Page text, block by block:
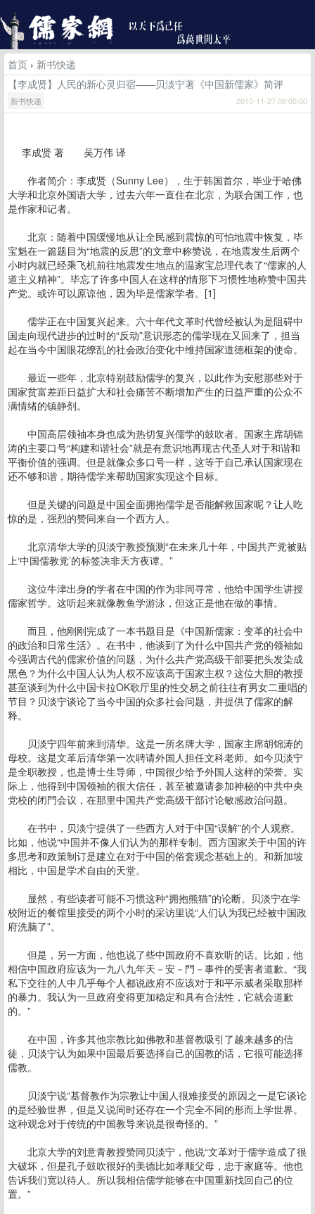
首页 › 新书快递
【李成贤】人民的新心灵归宿——贝淡宁著《中国新儒家》简评
新书快递 2010-11-27 08:00:00
李成贤 著 吴万伟 译
作者简介：李成贤（Sunny Lee），生于韩国首尔，毕业于哈佛
大学和北京外国语大学，过去六年一直住在北京，为联合国工作，也
是作家和记者。
北京：随着中国缓慢地从让全民感到震惊的可怕地震中恢复，毕
宝魁在一篇题目为“地震的反思”的文章中称赞说，在地震发生后两个
小时内就已经乘飞机前往地震发生地点的温家宝总理代表了“儒家的人
道主义精神”。毕忘了许多中国人在这样的情形下习惯性地称赞中国共
产党。或许可以原谅他，因为毕是儒家学者。[1]
儒学正在中国复兴起来。六十年代文革时代曾经被认为是阻碍中
国走向现代进步的过时的“反动”意识形态的儒学现在又回来了，担当
起在当今中国眼花缭乱的社会政治变化中维持国家道德框架的使命。
最近一些年，北京特别鼓励儒学的复兴，以此作为安慰那些对于
国家贫富差距日益扩大和社会痛苦不断增加产生的日益严重的公众不
满情绪的镇静剂。
中国高层领袖本身也成为热切复兴儒学的鼓吹者。国家主席胡锦
涛的主要口号“构建和谐社会”就是有意识地再现古代圣人对于和谐和
平衡价值的强调。但是就像众多口号一样，这等于自己承认国家现在
还不够和谐，期待儒学来帮助国家实现这个目标。
但是关键的问题是中国全面拥抱儒学是否能解救国家呢？让人吃
惊的是，强烈的赞同来自一个西方人。
北京清华大学的贝淡宁教授预测“在未来几十年，中国共产党被贴
上‘中国儒教党’的标签决非天方夜谭。”
这位牛津出身的学者在中国的作为非同寻常，他给中国学生讲授
儒家哲学。这听起来就像教鱼学游泳，但这正是他在做的事情。
而且，他刚刚完成了一本书题目是《中国新儒家：变革的社会中
的政治和日常生活》。在书中，他谈到了为什么中国共产党的领袖如
今强调古代的儒家价值的问题，为什么共产党高级干部要把头发染成
黑色？为什么中国人认为人权不应该高于国家主权？这位大胆的教授
甚至谈到为什么中国卡拉OK歌厅里的性交易之前往往有男女二重唱的
节目？贝淡宁谈论了当今中国的众多社会问题，并提供了儒家的解
释。
贝淡宁四年前来到清华。这是一所名牌大学，国家主席胡锦涛的
母校。这是文革后清华第一次聘请外国人担任文科老师。如今贝淡宁
是全职教授，也是博士生导师，中国很少给予外国人这样的荣誉。实
际上，他得到中国领袖的很大信任，甚至被邀请参加神秘的中共中央
党校的闭門会议，在那里中国共产党高级干部讨论敏感政治问题。
在书中，贝淡宁提供了一些西方人对于中国“误解”的个人观察。
比如，他说“中国并不像人们认为的那样专制。西方国家关于中国的许
多思考和政策制订是建立在对于中国的俗套观念基础上的。和新加坡
相比，中国是学术自由的天堂。
显然，有些读者可能不习惯这种“拥抱熊猫”的论断。贝淡宁在学
校附近的餐馆里接受的两个小时的采访里说“人们认为我已经被中国政
府洗脑了”。
但是，另一方面，他也说了些中国政府不喜欢听的话。比如，他
相信中国政府应该为一九八九年天－安－門－事件的受害者道歉。“我
私下交往的人中几乎每个人都说政府不应该对于和平示威者采取那样
的暴力。我认为一旦政府变得更加稳定和具有合法性，它就会道歉
的。”
在中国，许多其他宗教比如佛教和基督教吸引了越来越多的信
徒，贝淡宁认为如果中国最后要选择自己的国教的话，它很可能选择
儒教。
贝淡宁说“基督教作为宗教让中国人很难接受的原因之一是它谈论
的是经验世界，但是又说同时还存在一个完全不同的形而上学世界。
这种观念对于传统的中国教导来说是很奇怪的。”
北京大学的刘意青教授赞同贝淡宁，他说“文革对于儒学造成了很
大破坏，但是孔子鼓吹很好的美德比如孝顺父母，忠于家庭等。他也
告诉我们宽以待人。所以我相信儒学能够在中国重新找回自己的位
置。”